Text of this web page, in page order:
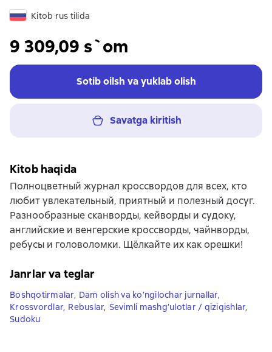
Kitob rus tilida
9 309,09 s`om
Sotib oilsh va yuklab olish
Savatga kiritish
Kitob haqida
Полноцветный журнал кроссвордов для всех, кто
любит увлекательный, приятный и полезный досуг.
Разнообразные сканворды, кейворды и судоку,
английские и венгерские кроссворды, чайнворды,
ребусы и головоломки. Щёлкайте их как орешки!
Janrlar va teglar
Boshqotirmalar, Dam olish va ko’ngilochar jurnallar,
Krossvordlar, Rebuslar, Sevimli mashg’ulotlar / qiziqishlar,
Sudoku